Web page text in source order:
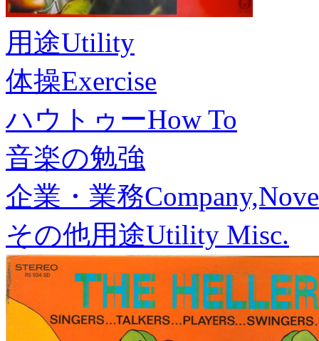
用途Utility
体操Exercise
ハウトゥーHow To
音楽の勉強
企業・業務
その他用途Utility Misc.